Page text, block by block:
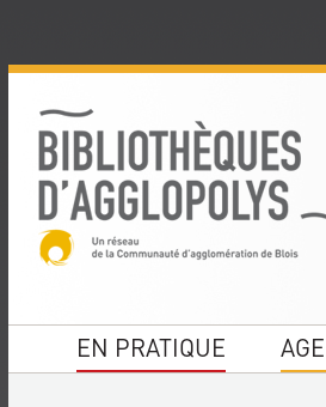
menu
contenu
la
EN PRATIQUE